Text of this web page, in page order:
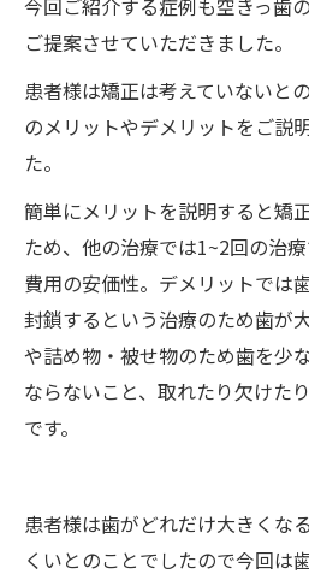
今回ご紹介する症例も空きっ歯
ご提案させていただきました。
患者様は矯正は考えていないと
のメリットやデメリットをご説
た。
簡単にメリットを説明すると矯
ため、他の治療では1~2回の治
費用の安価性。デメリットでは
封鎖するという治療のため歯が
や詰め物・被せ物のため歯を少
ならないこと、取れたり欠けた
です。
患者様は歯がどれだけ大きくな
くいとのことでしたので今回は